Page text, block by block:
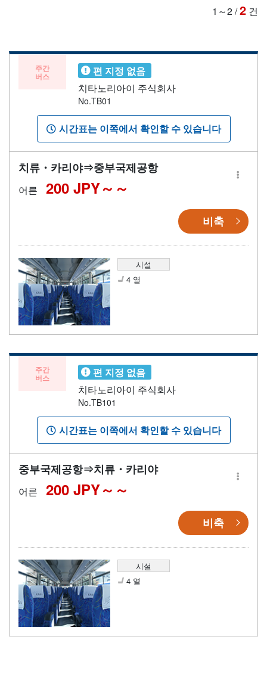
1～2/2 건
주간
버스
편 지정 없음
치타노리아이 주식회사
No.TB01
시간표는 이쪽에서 확인할 수 있습니다
치류・카리야⇒중부국제공항
어른 200 JPY～
비축
시설
4 열
주간
버스
편 지정 없음
치타노리아이 주식회사
No.TB101
시간표는 이쪽에서 확인할 수 있습니다
중부국제공항⇒치류・카리야
어른 200 JPY～
비축
시설
4 열